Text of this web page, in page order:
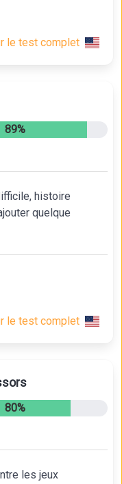
le test complet
89%
histoire
quelque
le test complet
80%
les jeux